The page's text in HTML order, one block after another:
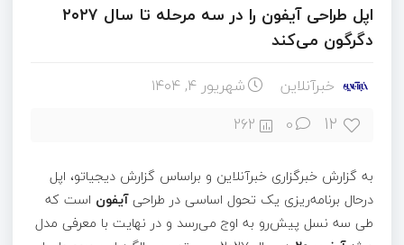
اپل طراحی آیفون را در سه مرحله تا سال ۲۰۲۷
دگرگون می‌کند
خبرآنلاین شهریور ۴, ۱۴۰۴
12
0
262
به گزارش خبرگزاری خبرآنلاین و براساس گزارش دیجیاتو، اپل
درحال برنامه‌ریزی یک تحول اساسی در طراحیآیفون است که
طی سه نسل پیش‌رو به اوج می‌رسد و در نهایت با معرفی مدل